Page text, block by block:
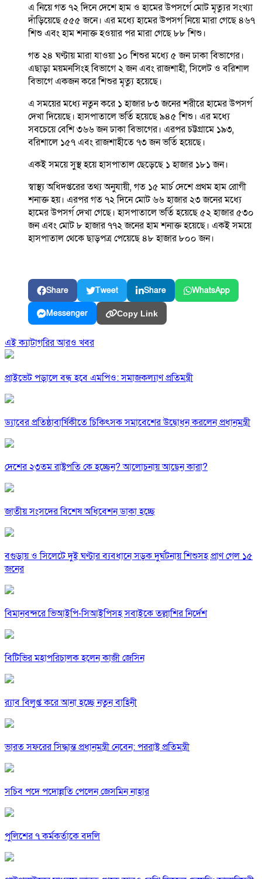
এ নিয়ে গত ৭২ দিনে দেশে হাম ও হামের উপসর্গে মোট মৃত্যুর সংখ্যা
দাঁড়িয়েছে ৫৫৫ জনে। এর মধ্যে হামের উপসর্গ নিয়ে মারা গেছে ৪৬৭
শিশু এবং হাম শনাক্ত হওয়ার পর মারা গেছে ৮৮ শিশু।
গত ২৪ ঘণ্টায় মারা যাওয়া ১০ শিশুর মধ্যে ৫ জন ঢাকা বিভাগের।
এছাড়া ময়মনসিংহ বিভাগে ২ জন এবং রাজশাহী, সিলেট ও বরিশাল
বিভাগে একজন করে শিশুর মৃত্যু হয়েছে।
এ সময়ের মধ্যে নতুন করে ১ হাজার ৮৩ জনের শরীরে হামের উপসর্গ
দেখা দিয়েছে। হাসপাতালে ভর্তি হয়েছে ৯৪৫ শিশু। এর মধ্যে
সবচেয়ে বেশি ৩৬৬ জন ঢাকা বিভাগের। এরপর চট্টগ্রামে ১৯৩,
বরিশালে ১৫৭ এবং রাজশাহীতে ৭৩ জন ভর্তি হয়েছে।
একই সময়ে সুস্থ হয়ে হাসপাতাল ছেড়েছে ১ হাজার ১৮১ জন।
স্বাস্থ্য অধিদপ্তরের তথ্য অনুযায়ী, গত ১৫ মার্চ দেশে প্রথম হাম রোগী
শনাক্ত হয়। এরপর গত ৭২ দিনে মোট ৬৬ হাজার ২৩ জনের মধ্যে
হামের উপসর্গ দেখা গেছে। হাসপাতালে ভর্তি হয়েছে ৫২ হাজার ৫৩০
জন এবং মোট ৮ হাজার ৭৭২ জনের হাম শনাক্ত হয়েছে। একই সময়ে
হাসপাতাল থেকে ছাড়পত্র পেয়েছে ৪৮ হাজার ৮০০ জন।
Share Tweet Share WhatsApp
Messenger Copy Link
এই ক্যাটাগরির আরও খবর
প্রাইভেট পড়ালে বন্ধ হবে এমপিও: সমাজকল্যাণ প্রতিমন্ত্রী
ড্যাবের প্রতিষ্ঠাবার্ষিকীতে চিকিৎসক সমাবেশের উদ্বোধন করলেন প্রধানমন্ত্রী
দেশের ২৩তম রাষ্ট্রপতি কে হচ্ছেন? আলোচনায় আছেন কারা?
জাতীয় সংসদের বিশেষ অধিবেশন ডাকা হচ্ছে
বগুড়ায় ও সিলেটে দুই ঘণ্টার ব্যবধানে সড়ক দুর্ঘটনায় শিশুসহ প্রাণ গেল ১৫
জনের
বিমানবন্দরে ভিআইপি-সিআইপিসহ সবাইকে তল্লাশির নির্দেশ
বিটিভির মহাপরিচালক হলেন কাজী জেসিন
র‍্যাব বিলুপ্ত করে আনা হচ্ছে নতুন বাহিনী
ভারত সফরের সিদ্ধান্ত প্রধানমন্ত্রী নেবেন: পররাষ্ট্র প্রতিমন্ত্রী
সচিব পদে পদোন্নতি পেলেন জেসমিন নাহার
পুলিশের ৭ কর্মকর্তাকে বদলি